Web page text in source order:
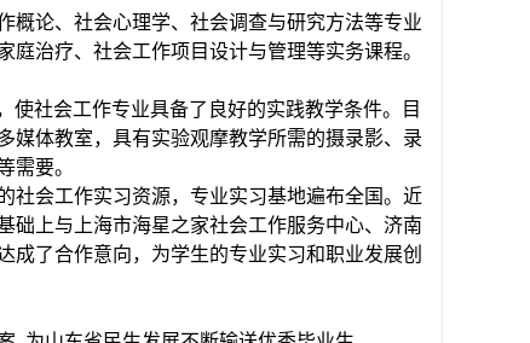
概论、社会心理学、社会调查与研究方法等专业
庭治疗、社会工作项目设计与管理等实务课程。
使社会工作专业具备了良好的实践教学条件。目
媒体教室，具有实验观摩教学所需的摄录影、录
需要。
社会工作实习资源， 专业实习基地遍布全国。 近
础上与上海市海星之家社会工作服务中心、济南
成了合作意向，为学生的专业实习和职业发展创